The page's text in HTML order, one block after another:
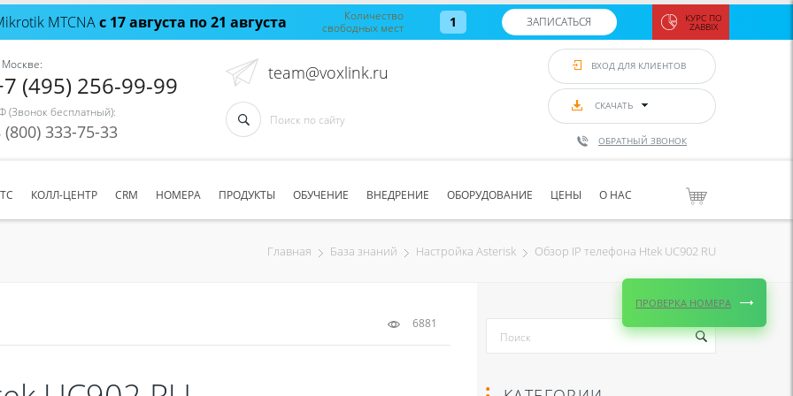
MTCNAс 17 августа по 21 августа
Количество
свободных мест
1 ЗАПИСАТЬСЯ КУРС ПО
ZABBIX
ВХОД ДЛЯ КЛИЕНТОВ
СКАЧАТЬ
ОБРАТНЫЙ ЗВОНОК
(495) 256-99-99
(Звонок бесплатный):
(800) 333-75-33
team@voxlink.ru
КОЛЛ-ЦЕНТР CRM НОМЕРА ПРОДУКТЫ ОБУЧЕНИЕ ВНЕДРЕНИЕ ОБОРУДОВАНИЕ ЦЕНЫ О НАС
Главная База знаний Настройка Asterisk Обзор IP телефона Htek UC902 RU
6881
ПРОВЕРКА НОМЕРА